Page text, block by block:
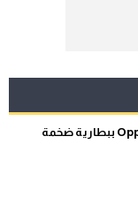
إطلاق هاتف Oppo A7 Pro Max ببطارية ضخمة